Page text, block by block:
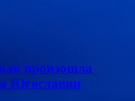
произошла
Югославии